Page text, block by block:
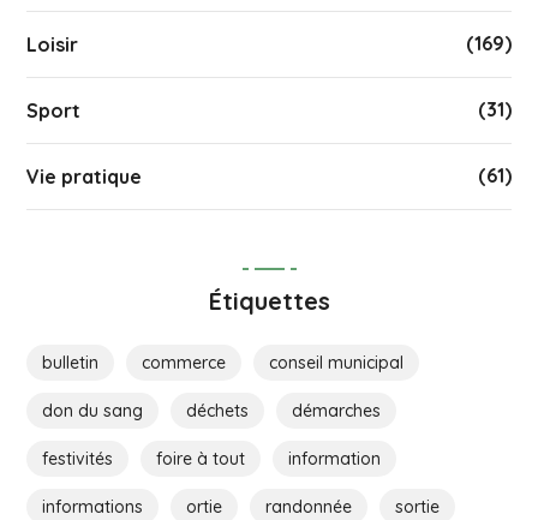
Loisir (169)
Sport (31)
Vie pratique (61)
Étiquettes
bulletin commerce conseil municipal
don du sang déchets démarches
festivités foire à tout information
informations ortie randonnée sortie